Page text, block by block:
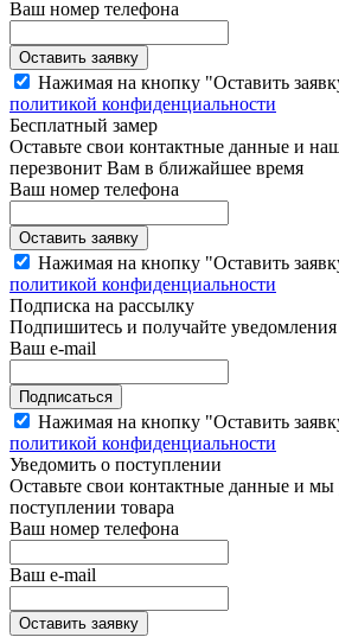
Ваш номер телефона
Нажимая на кнопку "Оставить
политикой конфиденциальности
Бесплатный замер
Оставьте свои контактные данные и
перезвонит Вам в ближайшее время
Ваш номер телефона
Нажимая на кнопку "Оставить
политикой конфиденциальности
Подписка на рассылку
Подпишитесь и получайте
Ваш e-mail
Нажимая на кнопку "Оставить
политикой конфиденциальности
Уведомить о поступлении
Оставьте свои контактные данные и
поступлении товара
Ваш номер телефона
Ваш e-mail